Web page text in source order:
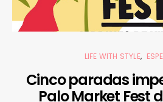
LIFE WITH STYLE
Cinco paradas
Palo Market Fest